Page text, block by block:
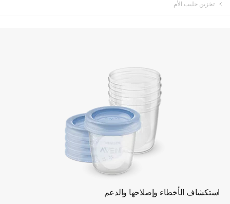
تخزين حليب الأم
استكشاف الأخطاء وإصلاحها والدعم